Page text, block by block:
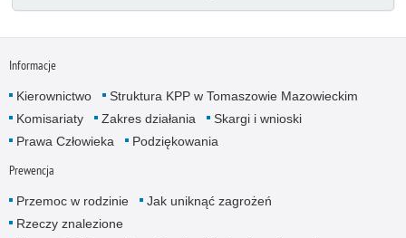
Informacje
Kierownictwo
Struktura KPP w Tomaszowie Mazowieckim
Komisariaty
Zakres działania
Skargi i wnioski
Prawa Człowieka
Podziękowania
Prewencja
Przemoc w rodzinie
Jak uniknąć zagrożeń
Rzeczy znalezione